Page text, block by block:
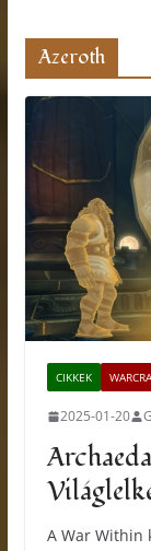
Azeroth
CIKKEK
2025-01-20
A War Within